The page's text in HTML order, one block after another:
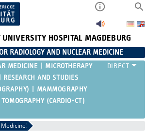
UNIVERSITY HOSPITAL MAGDEBURG
RADIOLOGY AND NUCLEAR MEDICINE
MEDICINE
MICROTHERAPY
RESEARCH AND STUDIES
MAMMOGRAPHY
(CARDIO-CT)